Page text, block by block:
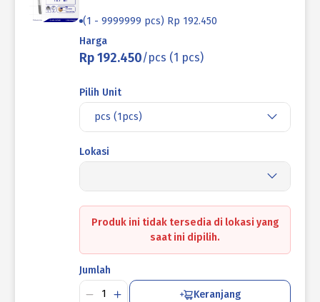
(1 - 9999999 pcs) Rp 192.450
Harga
Rp 192.450/pcs (1 pcs)
Pilih Unit
pcs (1pcs)
Lokasi
Produk ini tidak tersedia di lokasi yang
saat ini dipilih.
Jumlah
Keranjang